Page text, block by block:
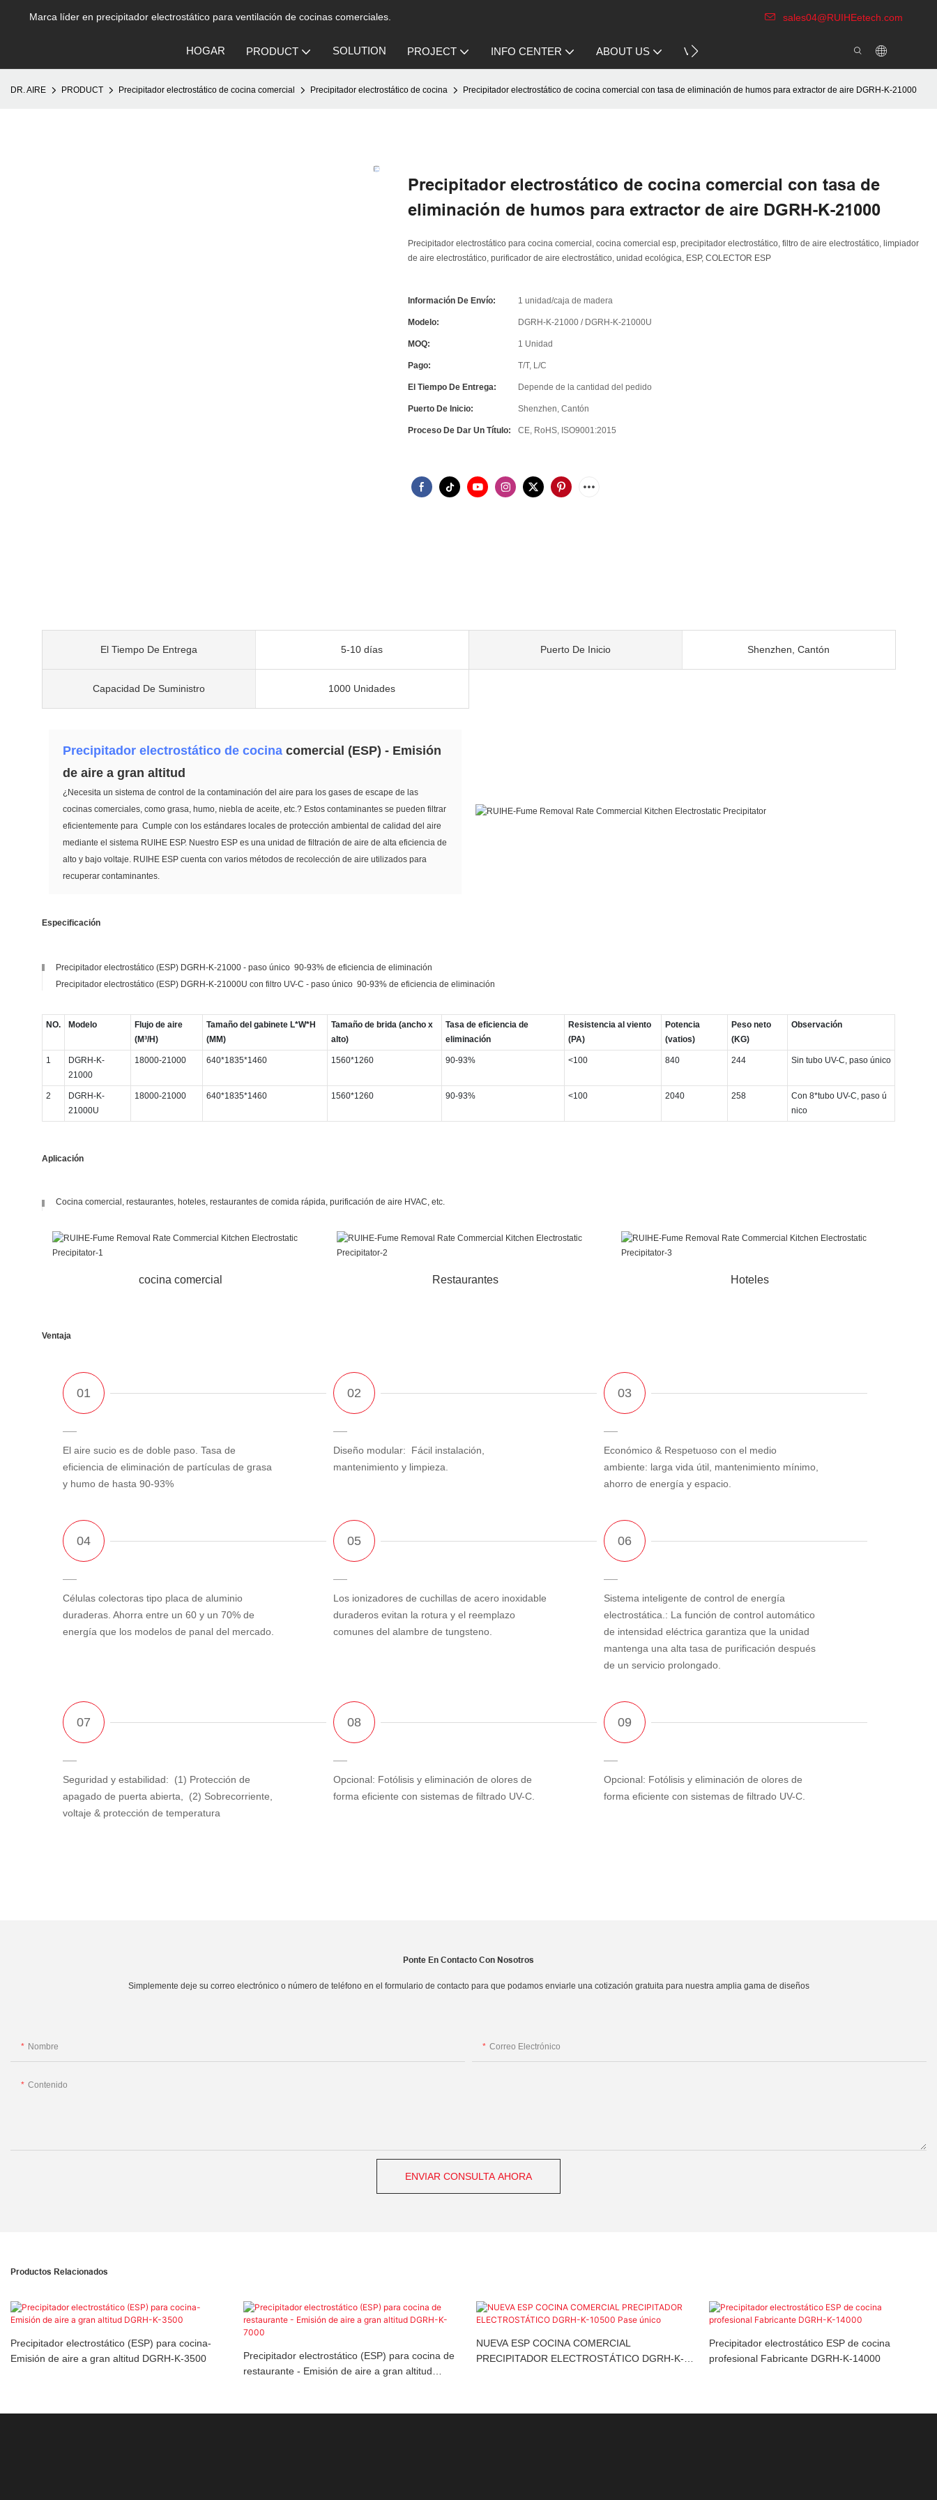
Marca líder en precipitador electrostático para ventilación de cocinas comerciales. sales04@RUIHEetech.com
HOGAR PRODUCT SOLUTION PROJECT INFO CENTER ABOUT US VIDEO
DR. AIRE PRODUCT Precipitador electrostático de cocina comercial Precipitador electrostático de cocina Precipitador electrostático de cocina comercial con tasa de eliminación de humos para extractor de aire DGRH-K-21000
Precipitador electrostático de cocina comercial con tasa de
eliminación de humos para extractor de aire DGRH-K-21000
Precipitador electrostático para cocina comercial, cocina comercial esp, precipitador electrostático, filtro de aire electrostático, limpiador
de aire electrostático, purificador de aire electrostático, unidad ecológica, ESP, COLECTOR ESP
Información De Envío: 1 unidad/caja de madera
Modelo: DGRH-K-21000 / DGRH-K-21000U
MOQ: 1 Unidad
Pago: T/T, L/C
El Tiempo De Entrega: Depende de la cantidad del pedido
Puerto De Inicio: Shenzhen, Cantón
Proceso De Dar Un Título: CE, RoHS, ISO9001:2015
El Tiempo De Entrega 5-10 días Puerto De Inicio Shenzhen, Cantón
Capacidad De Suministro 1000 Unidades
Precipitador electrostático de cocina comercial (ESP) - Emisión
de aire a gran altitud
¿Necesita un sistema de control de la contaminación del aire para los gases de escape de las
cocinas comerciales, como grasa, humo, niebla de aceite, etc.? Estos contaminantes se pueden filtrar
eficientemente para Cumple con los estándares locales de protección ambiental de calidad del aire
mediante el sistema RUIHE ESP. Nuestro ESP es una unidad de filtración de aire de alta eficiencia de
alto y bajo voltaje. RUIHE ESP cuenta con varios métodos de recolección de aire utilizados para
recuperar contaminantes.
Especificación
Precipitador electrostático (ESP) DGRH-K-21000 - paso único 90-93% de eficiencia de eliminación
Precipitador electrostático (ESP) DGRH-K-21000U con filtro UV-C - paso único 90-93% de eficiencia de eliminación
NO. Modelo
Flujo de aire
(M³/H)
Tamaño del gabinete L*W*H
(MM)
Tamaño de brida (ancho x
alto)
Tasa de eficiencia de
eliminación
Resistencia al viento
(PA)
Potencia
(vatios)
Peso neto
(KG)
Observación
1
DGRH-K-
21000
18000-21000 640*1835*1460 1560*1260 90-93% <100 840 244 Sin tubo UV-C, paso único
2
DGRH-K-
21000U
18000-21000 640*1835*1460 1560*1260 90-93% <100 2040 258
Con 8*tubo UV-C, paso ú
nico
Aplicación
Cocina comercial, restaurantes, hoteles, restaurantes de comida rápida, purificación de aire HVAC, etc.
cocina comercial Restaurantes Hoteles
Ventaja
El aire sucio es de doble paso. Tasa de
eficiencia de eliminación de partículas de grasa
y humo de hasta 90-93%
Diseño modular: Fácil instalación,
mantenimiento y limpieza.
Económico & Respetuoso con el medio
ambiente: larga vida útil, mantenimiento mínimo,
ahorro de energía y espacio.
Células colectoras tipo placa de aluminio
duraderas. Ahorra entre un 60 y un 70% de
energía que los modelos de panal del mercado.
Los ionizadores de cuchillas de acero inoxidable
duraderos evitan la rotura y el reemplazo
comunes del alambre de tungsteno.
Sistema inteligente de control de energía
electrostática.: La función de control automático
de intensidad eléctrica garantiza que la unidad
mantenga una alta tasa de purificación después
de un servicio prolongado.
Seguridad y estabilidad: (1) Protección de
apagado de puerta abierta, (2) Sobrecorriente,
voltaje & protección de temperatura
Opcional: Fotólisis y eliminación de olores de
forma eficiente con sistemas de filtrado UV-C.
Opcional: Fotólisis y eliminación de olores de
forma eficiente con sistemas de filtrado UV-C.
Ponte En Contacto Con Nosotros
Simplemente deje su correo electrónico o número de teléfono en el formulario de contacto para que podamos enviarle una cotización gratuita para nuestra amplia gama de diseños
Nombre Correo Electrónico
Contenido
ENVIAR CONSULTA AHORA
Productos Relacionados
Precipitador electrostático (ESP) para cocina-
Emisión de aire a gran altitud DGRH-K-3500
Precipitador electrostático (ESP) para cocina de
restaurante - Emisión de aire a gran altitud
NUEVA ESP COCINA COMERCIAL
PRECIPITADOR ELECTROSTÁTICO DGRH-K-
Precipitador electrostático ESP de cocina
profesional Fabricante DGRH-K-14000